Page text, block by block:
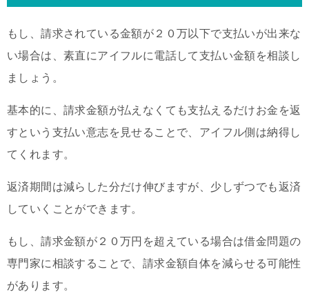
もし、請求されている金額が２０万以下で支払いが出来な
い場合は、素直にアイフルに電話して支払い金額を相談し
ましょう。
基本的に、請求金額が払えなくても支払えるだけお金を返
すという支払い意志を見せることで、アイフル側は納得し
てくれます。
返済期間は減らした分だけ伸びますが、少しずつでも返済
していくことができます。
もし、請求金額が２０万円を超えている場合は借金問題の
専門家に相談することで、請求金額自体を減らせる可能性
があります。